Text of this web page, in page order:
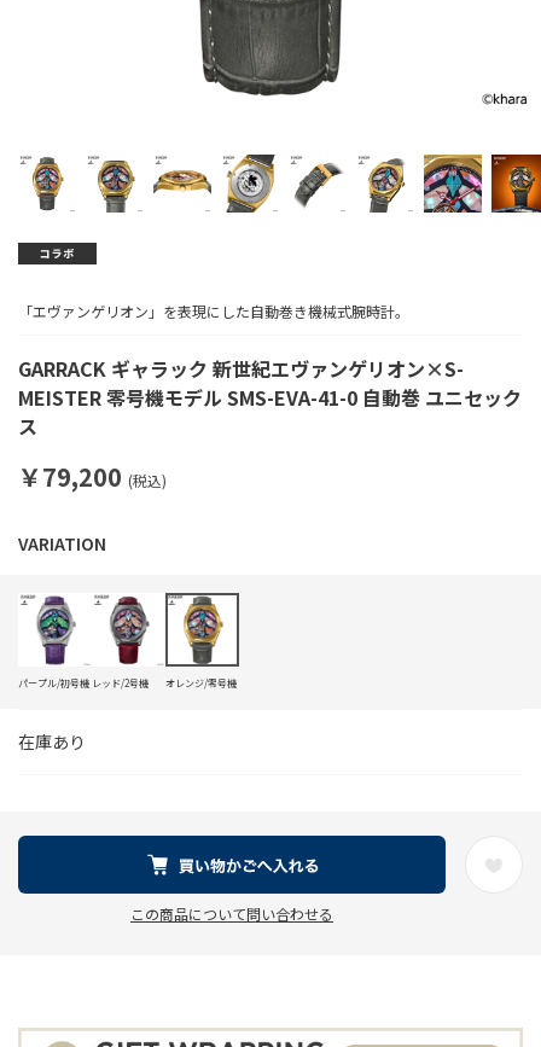
GARRACK ギャラック 新世紀エヴァンゲリオン×S-
MEISTER 零号機モデル SMS-EVA-41-0 自動巻 ユニセック
ス
「エヴァンゲリオン」を表現にした自動巻き機械式腕時計。
￥79,200 (税込)
在庫あり
パープル/初号機 レッド/2号機 オレンジ/零号機
この商品について問い合わせる